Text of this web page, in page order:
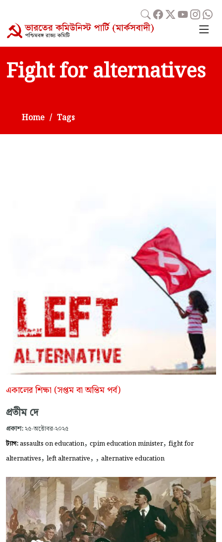
Fight for alternatives
Home Tags
একালের শিক্ষা (সপ্তম বা অন্তিম পর্ব)
প্রতীম দে
প্রকাশ: ২৫-অক্টোবর-২০২৫
ট্যাগ:assaults on education, cpim education minister, fight for
alternatives, left alternative, , alternative education